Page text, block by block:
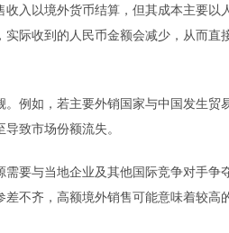
入以境外货币结算，但其成本主要
际收到的人民币金额会减少，从而直
例如，若主要外销国家与中国发生
致市场份额流失。
要与当地企业及其他国际竞争对手
不齐，高额境外销售可能意味着较